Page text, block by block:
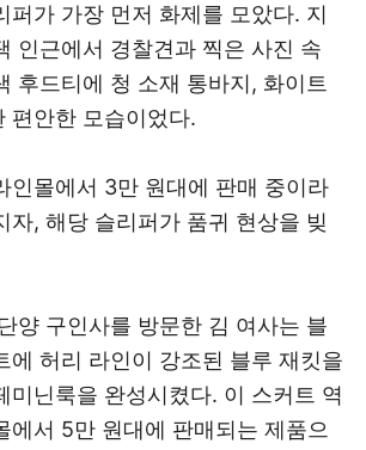
퍼가 가장 먼저 화제를 모았다. 지
인근에서 경찰견과 찍은 사진 속
후드티에 청 소재 통바지, 화이트
편안한 모습이었다.
인몰에서 3만 원대에 판매 중이라
자, 해당 슬리퍼가 품귀 현상을 빚
양 구인사를 방문한 김 여사는 블
에 허리 라인이 강조된 블루 재킷을
미닌룩을 완성시켰다. 이 스커트 역
에서 5만 원대에 판매되는 제품으